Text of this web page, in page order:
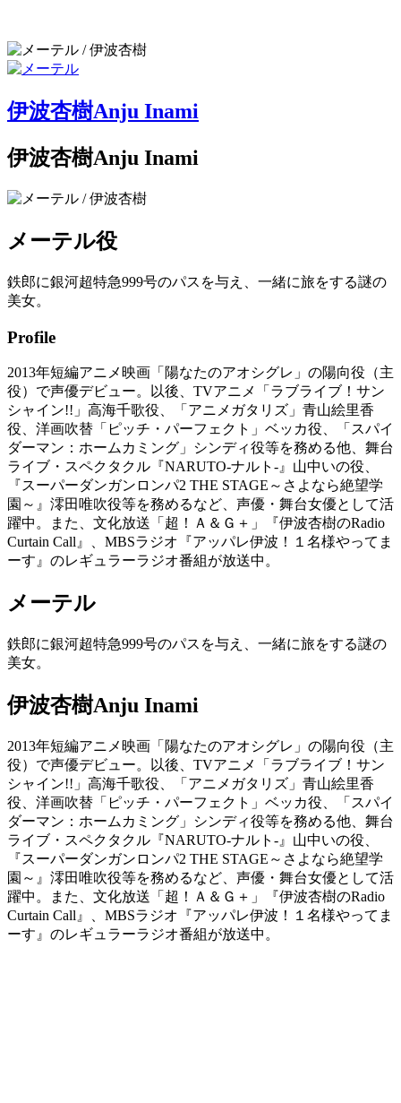
伊波杏樹Anju Inami
伊波杏樹Anju Inami
メーテル役
鉄郎に銀河超特急999号のパスを与え、一緒に旅をする謎の
美女。
Profile
2013年短編アニメ映画「陽なたのアオシグレ」の陽向役（主
役）で声優デビュー。以後、TVアニメ「ラブライブ！サン
シャイン!!」高海千歌役、「アニメガタリズ」青山絵里香
役、洋画吹替「ピッチ・パーフェクト」ベッカ役、「スパイ
ダーマン：ホームカミング」シンディ役等を務める他、舞台
ライブ・スペクタクル『NARUTO-ナルト-』山中いの役、
『スーパーダンガンロンパ2 THE STAGE～さよなら絶望学
園～』澪田唯吹役等を務めるなど、声優・舞台女優として活
躍中。また、文化放送「超！Ａ＆Ｇ＋」『伊波杏樹のRadio
Curtain Call』、MBSラジオ『アッパレ伊波！１名様やってま
ーす』のレギュラーラジオ番組が放送中。
メーテル
鉄郎に銀河超特急999号のパスを与え、一緒に旅をする謎の
美女。
伊波杏樹Anju Inami
2013年短編アニメ映画「陽なたのアオシグレ」の陽向役（主
役）で声優デビュー。以後、TVアニメ「ラブライブ！サン
シャイン!!」高海千歌役、「アニメガタリズ」青山絵里香
役、洋画吹替「ピッチ・パーフェクト」ベッカ役、「スパイ
ダーマン：ホームカミング」シンディ役等を務める他、舞台
ライブ・スペクタクル『NARUTO-ナルト-』山中いの役、
『スーパーダンガンロンパ2 THE STAGE～さよなら絶望学
園～』澪田唯吹役等を務めるなど、声優・舞台女優として活
躍中。また、文化放送「超！Ａ＆Ｇ＋」『伊波杏樹のRadio
Curtain Call』、MBSラジオ『アッパレ伊波！１名様やってま
ーす』のレギュラーラジオ番組が放送中。